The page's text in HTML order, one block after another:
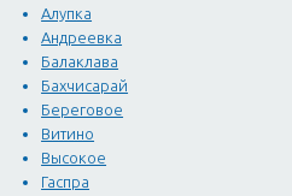
Алупка
Андреевка
Балаклава
Бахчисарай
Береговое
Витино
Высокое
Гаспра